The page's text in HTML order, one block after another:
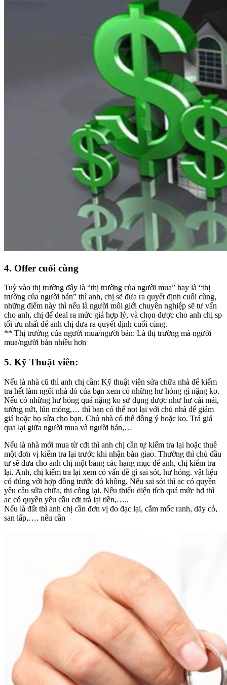
4. Offer cuối cùng
Tuỳ vào thị trường đây là “thị trường của người mua” hay là “thị
trường của người bán” thì anh, chị sẽ đưa ra quyết định cuối cùng,
những điểm này thì nếu là người môi giới chuyên nghiệp sẽ tư vấn
cho anh, chị để deal ra mức giá hợp lý, và chọn được cho anh chị sp
tối ưu nhất để anh chị đưa ra quyết định cuối cùng.
** Thị trường của người mua/người bán: Là thị trường mà người
mua/người bán nhiều hơn
5. Kỹ Thuật viên:
Nếu là nhà cũ thì anh chị cần: Kỹ thuật viên sửa chữa nhà để kiểm
tra hết làm ngôi nhà đó của bạn xem có những hư hỏng gì nặng ko.
Nếu có những hư hỏng quá nặng ko sử dụng được như hư cái mái,
tường nứt, lún móng,… thì bạn có thể not lại với chủ nhà để giảm
giá hoặc họ sửa cho bạn. Chủ nhà có thể đồng ý hoặc ko. Trả giá
qua lại giữa người mua và người bán,…
Nếu là nhà mới mua từ cđt thì anh chị cần tự kiểm tra lại hoặc thuê
một đơn vị kiểm tra lại trước khi nhận bàn giao. Thường thì chủ đầu
tư sẽ đưa cho anh chị một bảng các hạng mục để anh, chị kiểm tra
lại. Anh, chị kiểm tra lại xem có vấn đề gì sai sót, hư hỏng. vật liệu
có đúng với hợp đồng trước đó không. Nếu sai sót thì ac có quyền
yêu cầu sửa chữa, thi công lại. Nếu thiếu diện tích quá mức hđ thì
ac có quyền yêu cầu cđt trả lại tiền,…..
Nếu là đất thì anh chị cần đơn vị đo đạc lại, cắm mốc ranh, dãy cỏ,
san lấp,…. nếu cần